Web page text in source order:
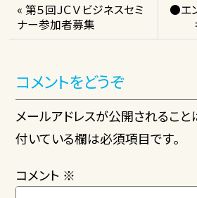
« 第５回ＪＣＶビジネスセミ
ナー参加者募集
●エ
コメントをどうぞ
メールアドレスが公開されること
付いている欄は必須項目です。
コメント ※